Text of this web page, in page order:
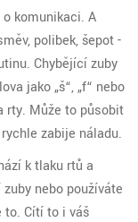
komunikaci. A
polibek, šepot -
Chybějící zuby
jako „š“, „f“ nebo
rty. Může to působit
zabije náladu.
k tlaku rtů a
nebo používáte
to. Cítí to i váš